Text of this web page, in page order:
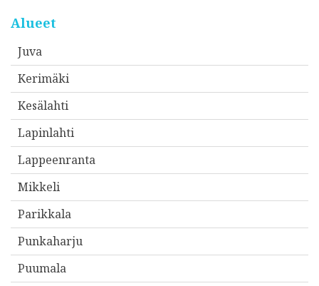
o
t
e
Alueet
Juva
Kerimäki
Kesälahti
Lapinlahti
Lappeenranta
Mikkeli
Parikkala
Punkaharju
Puumala